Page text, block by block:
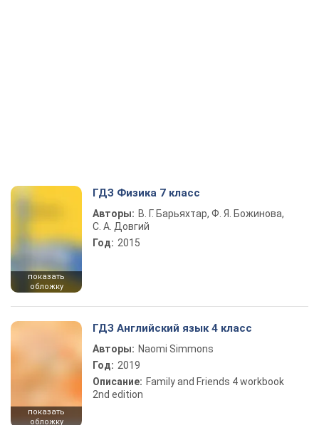
показать
обложку
ГДЗ Физика 7 класс
Авторы: В. Г. Барьяхтар, Ф. Я. Божинова,
С. А. Довгий
Год: 2015
показать
обложку
ГДЗ Английский язык 4 класс
Авторы: Naomi Simmons
Год: 2019
Описание: Family and Friends 4 workbook
2nd edition